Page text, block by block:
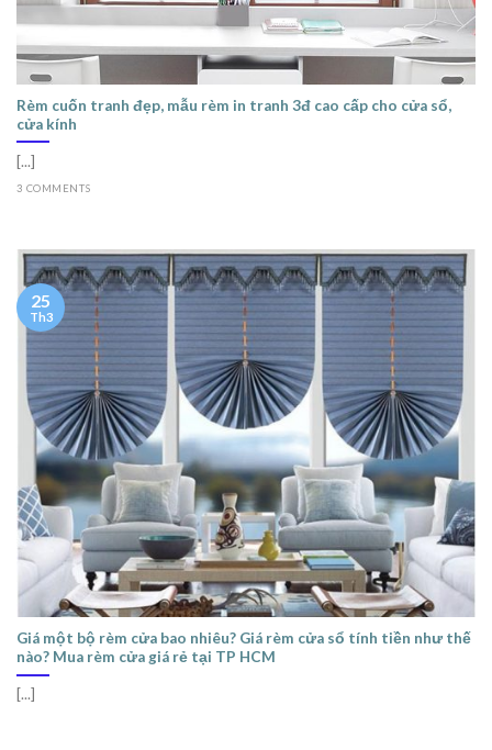
Rèm cuốn tranh đẹp, mẫu rèm in tranh 3đ cao cấp cho cửa sổ,
cửa kính
[...]
3 COMMENTS
Giá một bộ rèm cửa bao nhiêu? Giá rèm cửa sổ tính tiền như thế
nào? Mua rèm cửa giá rẻ tại TP HCM
[...]
25
Th3